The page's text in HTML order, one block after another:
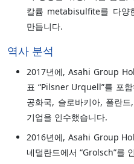
칼륨 metabisulfite를 다양
만듭니다.
역사 분석
2017년에, Asahi Group
표 “Pilsner Urquell”를 포
공화국, 슬로바키아, 폴란
기업을 인수했습니다.
2016년에, Asahi Group
네덜란드에서 “Grolsch”를